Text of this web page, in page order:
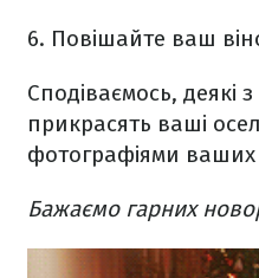
6. Повішайте ваш
Сподіваємось, деякі
прикрасять ваші
фотографіями ваших
Бажаємо гарних